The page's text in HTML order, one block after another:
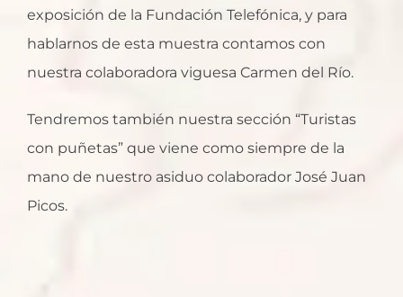
exposición de la Fundación Telefónica, y para
hablarnos de esta muestra contamos con
nuestra colaboradora viguesa Carmen del Río.
Tendremos también nuestra sección “Turistas
con puñetas” que viene como siempre de la
mano de nuestro asiduo colaborador José Juan
Picos.